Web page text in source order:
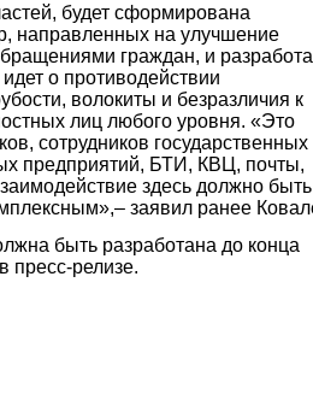
будет сформирована
направленных на улучшение
граждан, и
о противодействии
волокиты и безразличия к
лиц любого уровня. «Это
сотрудников государственных
предприятий, БТИ, КВЦ, почты,
здесь должно быть
заявил ранее
быть разработана до конца
пресс-релизе.